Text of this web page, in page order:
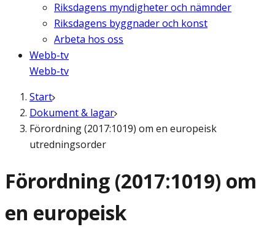
Riksdagens myndigheter och nämnder
Riksdagens byggnader och konst
Arbeta hos oss
Webb-tv
Webb-tv
Start
Dokument & lagar
Förordning (2017:1019) om en europeisk
utredningsorder
Förordning (2017:1019) om
en europeisk